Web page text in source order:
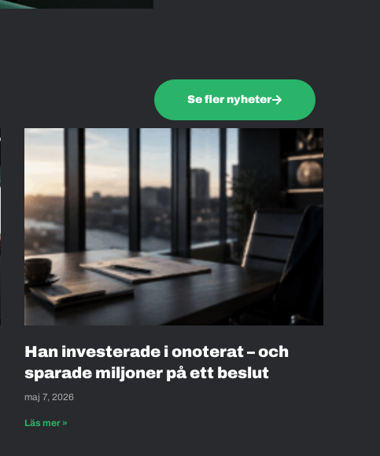
Se fler nyheter
Han investerade i onoterat – och
sparade miljoner på ett beslut
maj 7, 2026
Läs mer »